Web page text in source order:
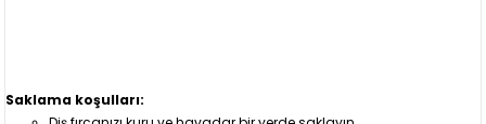
Saklama koşulları: